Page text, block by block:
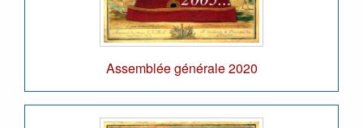
Assemblée générale 2020